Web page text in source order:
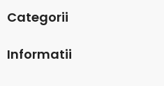
Categorii
Informatii